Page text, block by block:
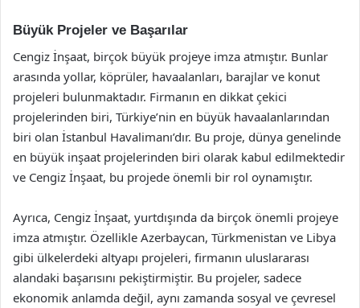
Büyük Projeler ve Başarılar
Cengiz İnşaat, birçok büyük projeye imza atmıştır. Bunlar
arasında yollar, köprüler, havaalanları, barajlar ve konut
projeleri bulunmaktadır. Firmanın en dikkat çekici
projelerinden biri, Türkiye’nin en büyük havaalanlarından
biri olan İstanbul Havalimanı’dır. Bu proje, dünya genelinde
en büyük inşaat projelerinden biri olarak kabul edilmektedir
ve Cengiz İnşaat, bu projede önemli bir rol oynamıştır.
Ayrıca, Cengiz İnşaat, yurtdışında da birçok önemli projeye
imza atmıştır. Özellikle Azerbaycan, Türkmenistan ve Libya
gibi ülkelerdeki altyapı projeleri, firmanın uluslararası
alandaki başarısını pekiştirmiştir. Bu projeler, sadece
ekonomik anlamda değil, aynı zamanda sosyal ve çevresel